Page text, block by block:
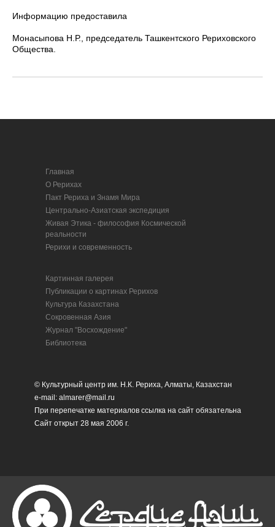
Информацию предоставила
Монасыпова Н.Р., председатель Ташкентского Рериховского
Общества.
Главная
О Рерихах
Пакт Рериха и Знамя Мира
Центрально-Азиатская экспедиция
Живая Этика - философия Космической
реальности
Рерихи и современность
Картинная галерея
Публикации о картинах Рерихов
Культура Казахстана
Сокровенная Азия
Журнал "Восхождение"
Библиотека
© Культурный центр им. Н.К. Рериха, Алматы, Казахстан
e-mail: almarer@mail.ru
При перепечатке материалов ссылка на сайт обязательна
Сайт открыт 28 мая 2006 г.